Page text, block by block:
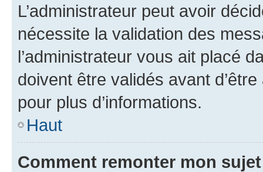
L’administrateur peut avoir
nécessite la validation des
l’administrateur vous ait placé
doivent être validés avant
pour plus d’informations.
Haut
Comment remonter mon